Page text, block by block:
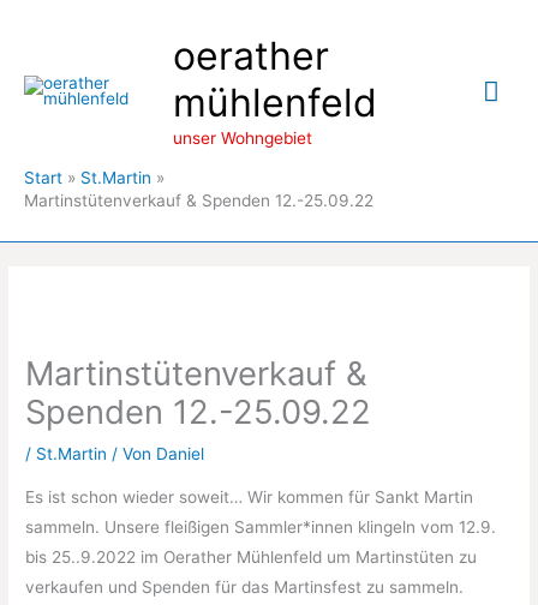
springen
oerather
mühlenfeld
unser Wohngebiet
Start
St.Martin
Martinstütenverkauf & Spenden 12.-25.09.22
Martinstütenverkauf &
Spenden 12.-25.09.22
/ St.Martin / Von Daniel
Es ist schon wieder soweit… Wir kommen für Sankt Martin
sammeln. Unsere fleißigen Sammler*innen klingeln vom 12.9.
bis 25..9.2022 im Oerather Mühlenfeld um Martinstüten zu
verkaufen und Spenden für das Martinsfest zu sammeln.